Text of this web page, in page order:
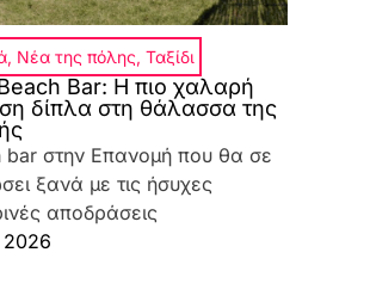
, Νέα της πόλης, Ταξίδι
Bar: Η πιο χαλαρή
δίπλα στη θάλασσα της
bar στην Επανομή που θα σε
ξανά με τις ήσυχες
αποδράσεις
2026